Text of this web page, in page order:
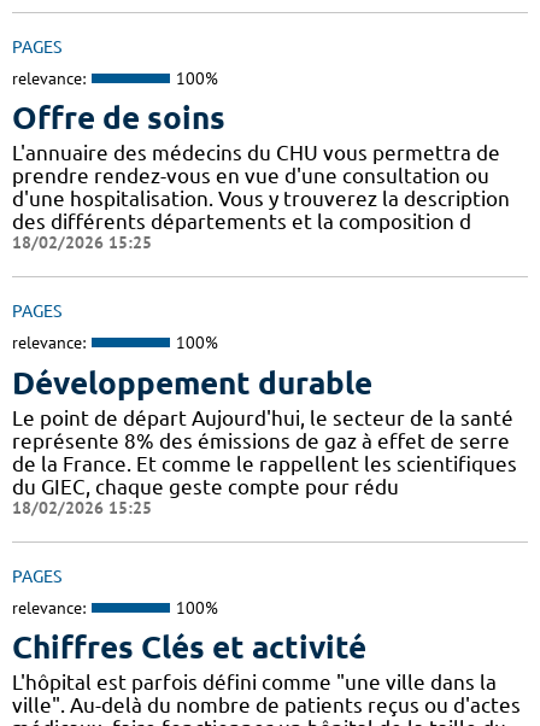
PAGES
relevance: 100%
Offre de soins
L'annuaire des médecins du CHU vous permettra de
prendre rendez-vous en vue d'une consultation ou
d'une hospitalisation. Vous y trouverez la description
des différents départements et la composition d
18/02/2026 15:25
PAGES
relevance: 100%
Développement durable
Le point de départ Aujourd'hui, le secteur de la santé
représente 8% des émissions de gaz à effet de serre
de la France. Et comme le rappellent les scientifiques
du GIEC, chaque geste compte pour rédu
18/02/2026 15:25
PAGES
relevance: 100%
Chiffres Clés et activité
L'hôpital est parfois défini comme "une ville dans la
ville". Au-delà du nombre de patients reçus ou d'actes